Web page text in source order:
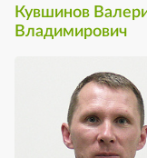
Кувшинов
Владимирович